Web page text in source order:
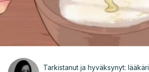
Tarkistanut ja hyväksynyt: lääkäri